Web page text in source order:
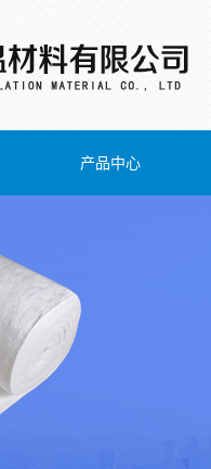
产品中心